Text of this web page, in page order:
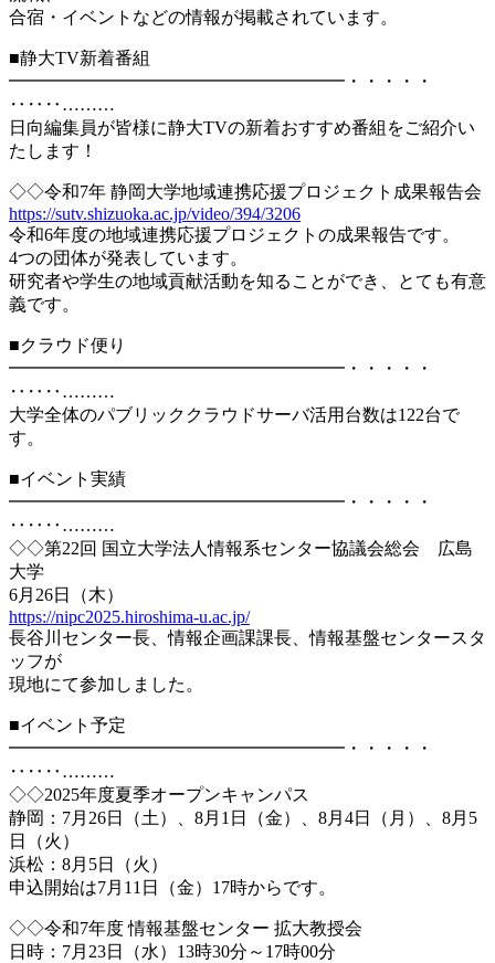
合宿・イベントなどの情報が掲載されています。
■静大TV新着番組
━━━━━━━━━━━━━━━━━━━・・・・・
‥‥‥………
日向編集員が皆様に静大TVの新着おすすめ番組をご紹介い
たします！
◇◇令和7年 静岡大学地域連携応援プロジェクト成果報告会
https://sutv.shizuoka.ac.jp/video/394/3206
令和6年度の地域連携応援プロジェクトの成果報告です。
4つの団体が発表しています。
研究者や学生の地域貢献活動を知ることができ、とても有意
義です。
■クラウド便り
━━━━━━━━━━━━━━━━━━━・・・・・
‥‥‥………
大学全体のパブリッククラウドサーバ活用台数は122台で
す。
■イベント実績
━━━━━━━━━━━━━━━━━━━・・・・・
‥‥‥………
◇◇第22回 国立大学法人情報系センター協議会総会 広島
大学
6月26日（木）
https://nipc2025.hiroshima-u.ac.jp/
長谷川センター長、情報企画課課長、情報基盤センタースタ
ッフが
現地にて参加しました。
■イベント予定
━━━━━━━━━━━━━━━━━━━・・・・・
‥‥‥………
◇◇2025年度夏季オープンキャンパス
静岡：7月26日（土）、8月1日（金）、8月4日（月）、8月5
日（火）
浜松：8月5日（火）
申込開始は7月11日（金）17時からです。
◇◇令和7年度 情報基盤センター 拡大教授会
日時：7月23日（水）13時30分～17時00分